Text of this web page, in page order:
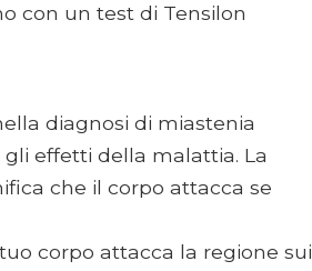
con un test di Tensilon
diagnosi di miastenia
effetti della malattia. La
che il corpo attacca se
corpo attacca la regione sui